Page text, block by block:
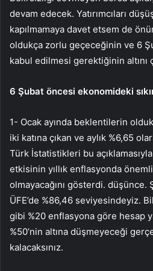
devam edecek. Yatırımcıları
kapılmamaya davet etsem de
oldukça zorlu geçeceğinin ve 6
kabul edilmesi gerektiğinin
6 Şubat öncesi ekonomideki
1- Ocak ayında beklentilerin
iki katına çıkan ve aylık %6,65
Türk İstatistikleri bu
etkisinin yıllık enflasyonda
olmayacağını gösterdi. düşünce.
ÜFE’de %86,46 seviyesindeyiz.
gibi %20 enflasyona göre hesap
%50’nin altına düşmeyeceği
kalacaksınız.